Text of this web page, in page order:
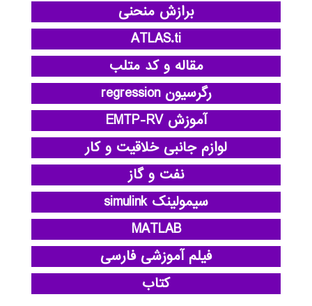
برازش منحنی
ATLAS.ti
مقاله و کد متلب
رگرسیون regression
آموزش EMTP-RV
لوازم جانبی خلاقیت و کار
نفت و گاز
سیمولینک simulink
MATLAB
فیلم آموزشی فارسی
کتاب